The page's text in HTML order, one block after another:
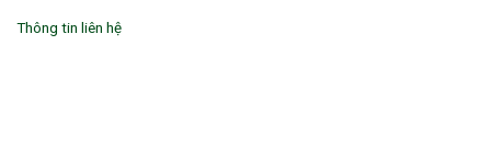
Thông tin liên hệ